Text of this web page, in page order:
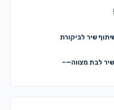
שיר לביקורת
לבת מצווה—–